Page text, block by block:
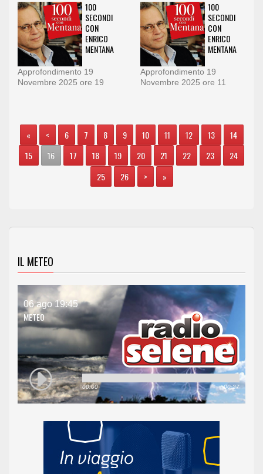
100
SECONDI
CON
ENRICO
MENTANA
Approfondimento 19
Novembre 2025 ore 19
100
SECONDI
CON
ENRICO
MENTANA
Approfondimento 19
Novembre 2025 ore 11
« < 6 7 8 9 10 11 12 13
14
15
16 17 18 19 20 21 22 23
24
25
26 > »
IL METEO
06 ago 19:45
METEO
00:00 00:27